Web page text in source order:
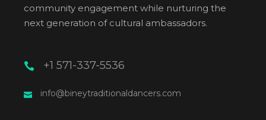
community engagement while nurturing the
next generation of cultural ambassadors.
+1 571-337-5536
info@bineytraditionaldancers.com